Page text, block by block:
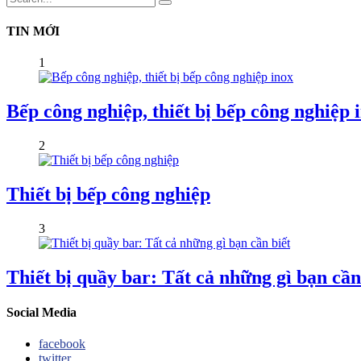
TIN MỚI
1
Bếp công nghiệp, thiết bị bếp công nghiệp
2
Thiết bị bếp công nghiệp
3
Thiết bị quầy bar: Tất cả những gì bạn
Social Media
facebook